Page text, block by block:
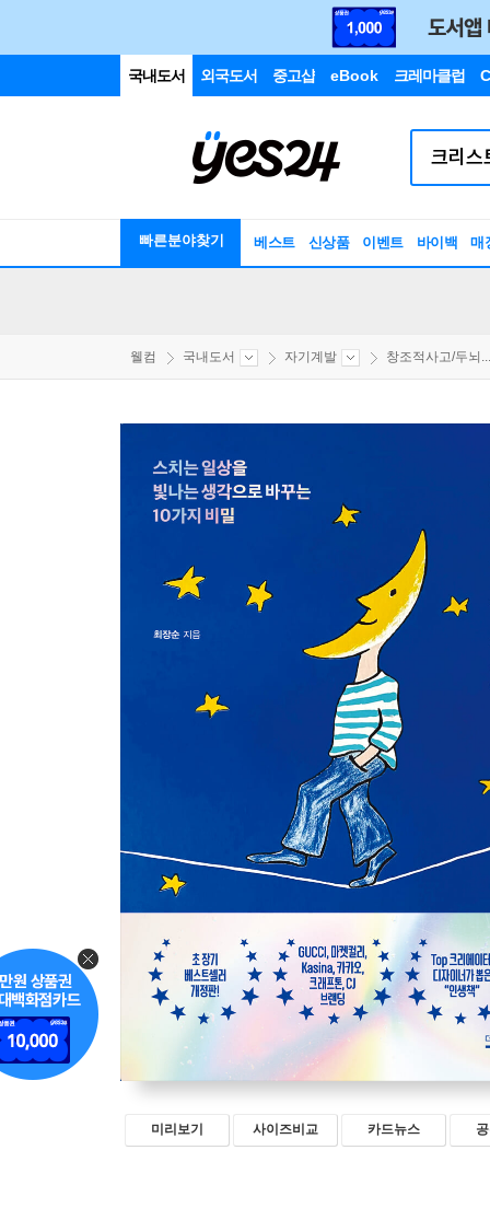
국내도서 외국도서 중고샵 eBook 크레마클럽
빠른분야찾기 베스트 신상품 이벤트 바이백 매
웰컴 국내도서 자기계발 창조적사고/두뇌...
미리보기 사이즈비교 카드뉴스